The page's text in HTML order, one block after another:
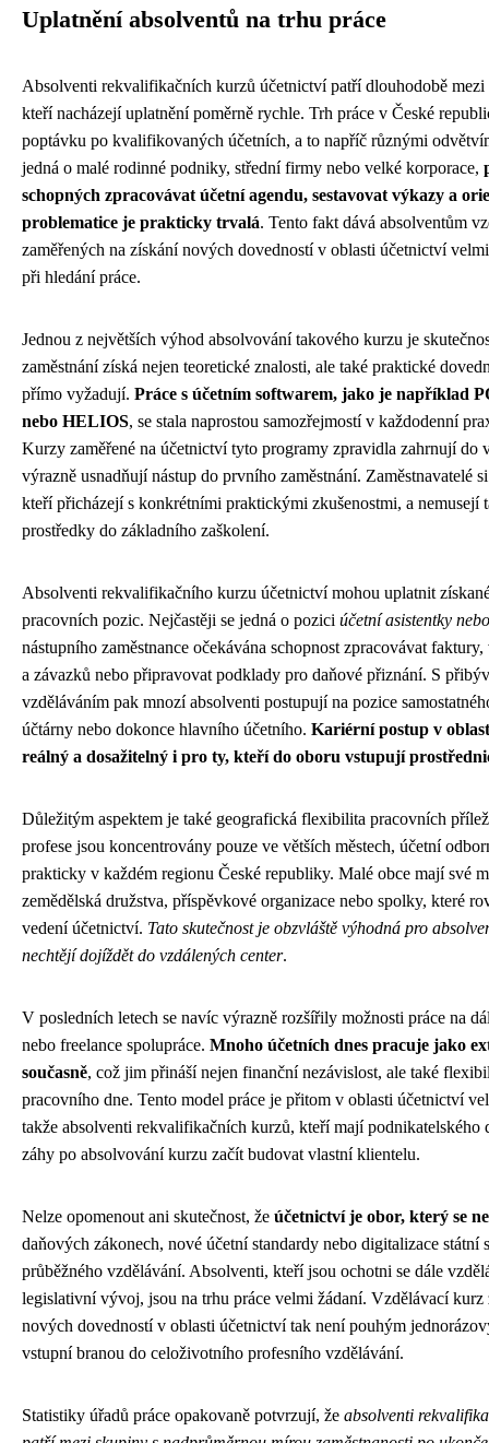
Uplatnění absolventů na trhu práce
Absolventi rekvalifikačních kurzů účetnictví patří dlouhodobě mezi
kteří nacházejí uplatnění poměrně rychle. Trh práce v České
poptávku po kvalifikovaných účetních, a to napříč různými
jedná o malé rodinné podniky, střední firmy nebo velké korporace,
schopných zpracovávat účetní agendu, sestavovat výkazy a
problematice je prakticky trvalá. Tento fakt dává absolventům
zaměřených na získání nových dovedností v oblasti účetnictví
při hledání práce.
Jednou z největších výhod absolvování takového kurzu je
zaměstnání získá nejen teoretické znalosti, ale také praktické
přímo vyžadují. Práce s účetním softwarem, jako je například
nebo HELIOS, se stala naprostou samozřejmostí v každodenní
Kurzy zaměřené na účetnictví tyto programy zpravidla zahrnují do
výrazně usnadňují nástup do prvního zaměstnání. Zaměstnavatelé
kteří přicházejí s konkrétními praktickými zkušenostmi, a nemusejí
prostředky do základního zaškolení.
Absolventi rekvalifikačního kurzu účetnictví mohou uplatnit
pracovních pozic. Nejčastěji se jedná o pozici účetní asistentky
nástupního zaměstnance očekávána schopnost zpracovávat
a závazků nebo připravovat podklady pro daňové přiznání. S
vzděláváním pak mnozí absolventi postupují na pozice
účtárny nebo dokonce hlavního účetního. Kariérní postup v
reálný a dosažitelný i pro ty, kteří do oboru vstupují
Důležitým aspektem je také geografická flexibilita pracovních
profese jsou koncentrovány pouze ve větších městech, účetní
prakticky v každém regionu České republiky. Malé obce mají své
zemědělská družstva, příspěvkové organizace nebo spolky, které
vedení účetnictví. Tato skutečnost je obzvláště výhodná pro
nechtějí dojíždět do vzdálených center.
V posledních letech se navíc výrazně rozšířily možnosti práce na
nebo freelance spolupráce. Mnoho účetních dnes pracuje jako
současně, což jim přináší nejen finanční nezávislost, ale také
pracovního dne. Tento model práce je přitom v oblasti účetnictví
takže absolventi rekvalifikačních kurzů, kteří mají podnikatelského
záhy po absolvování kurzu začít budovat vlastní klientelu.
Nelze opomenout ani skutečnost, že účetnictví je obor, který se
daňových zákonech, nové účetní standardy nebo digitalizace státní
průběžného vzdělávání. Absolventi, kteří jsou ochotni se dále
legislativní vývoj, jsou na trhu práce velmi žádaní. Vzdělávací kurz
nových dovedností v oblasti účetnictví tak není pouhým
vstupní branou do celoživotního profesního vzdělávání.
Statistiky úřadů práce opakovaně potvrzují, že absolventi